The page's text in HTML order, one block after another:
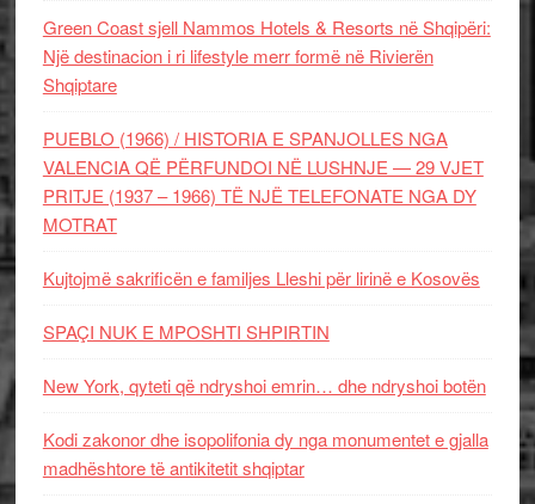
Green Coast sjell Nammos Hotels & Resorts në Shqipëri:
Një destinacion i ri lifestyle merr formë në Rivierën
Shqiptare
PUEBLO (1966) / HISTORIA E SPANJOLLES NGA
VALENCIA QË PËRFUNDOI NË LUSHNJE — 29 VJET
PRITJE (1937 – 1966) TË NJË TELEFONATE NGA DY
MOTRAT
Kujtojmë sakrificën e familjes Lleshi për lirinë e Kosovës
SPAÇI NUK E MPOSHTI SHPIRTIN
New York, qyteti që ndryshoi emrin… dhe ndryshoi botën
Kodi zakonor dhe isopolifonia dy nga monumentet e gjalla
madhështore të antikitetit shqiptar